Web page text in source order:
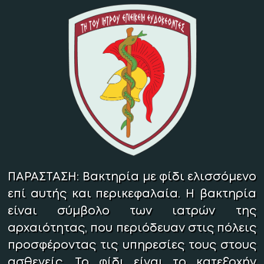
στο νοσοκομείο και μετονομάστηκε σε
414 ΣΝΕΝ (Στρατιωτικό Νοσοκομείο
Ειδικών Νοσημάτων).
Το Σεπτέμβριο του 1971 εγκαθίσταται στη
σημερινή του θέση το 401 ΓΣΝΑ, το
μεγαλύτερο στρατιωτικό νοσοκομείο της
ΠΑΡΑΣΤΑΣΗ:Βακτηρία με φίδι ελισσόμενο
επί αυτής και περικεφαλαία. Η βακτηρία
είναι σύμβολο των ιατρών της
αρχαιότητας, που περιόδευαν στις πόλεις
προσφέροντας τις υπηρεσίες τους στους